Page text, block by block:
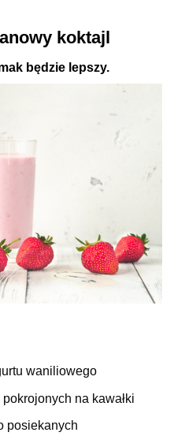
koktajl
będzie lepszy.
waniliowego
na kawałki
posiekanych